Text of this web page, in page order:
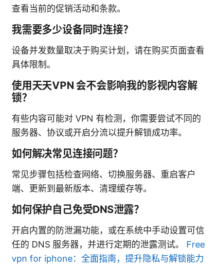
查看当前的促销活动和条款。
我需要多少设备同时连接？
设备并发数量取决于购买计划，请在购买页面查看
具体限制。
使用天天VPN 会不会影响我的影视内容解
锁？
有些内容可能对 VPN 有检测，你需要尝试不同的
服务器、协议或开启分流以提升解锁成功率。
如何解决常见连接问题？
常见步骤包括检查网络、切换服务器、重启客户
端、更新到最新版本、清理缓存等。
如何保护自己免受DNS泄露？
开启内置的防泄漏功能，或在系统中手动设置可信
任的 DNS 服务器，并进行定期的泄露测试。 Free
vpn for iphone：全面指南，提升隐私与解锁能力